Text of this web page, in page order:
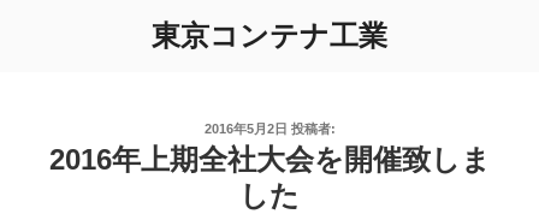
東京コンテナ工業
投
稿
日:
2016年5月2日 投稿者:
2016年上期全社大会を開催致しま
した